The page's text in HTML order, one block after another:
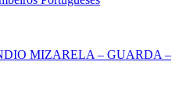
MIZARELA – GUARDA –